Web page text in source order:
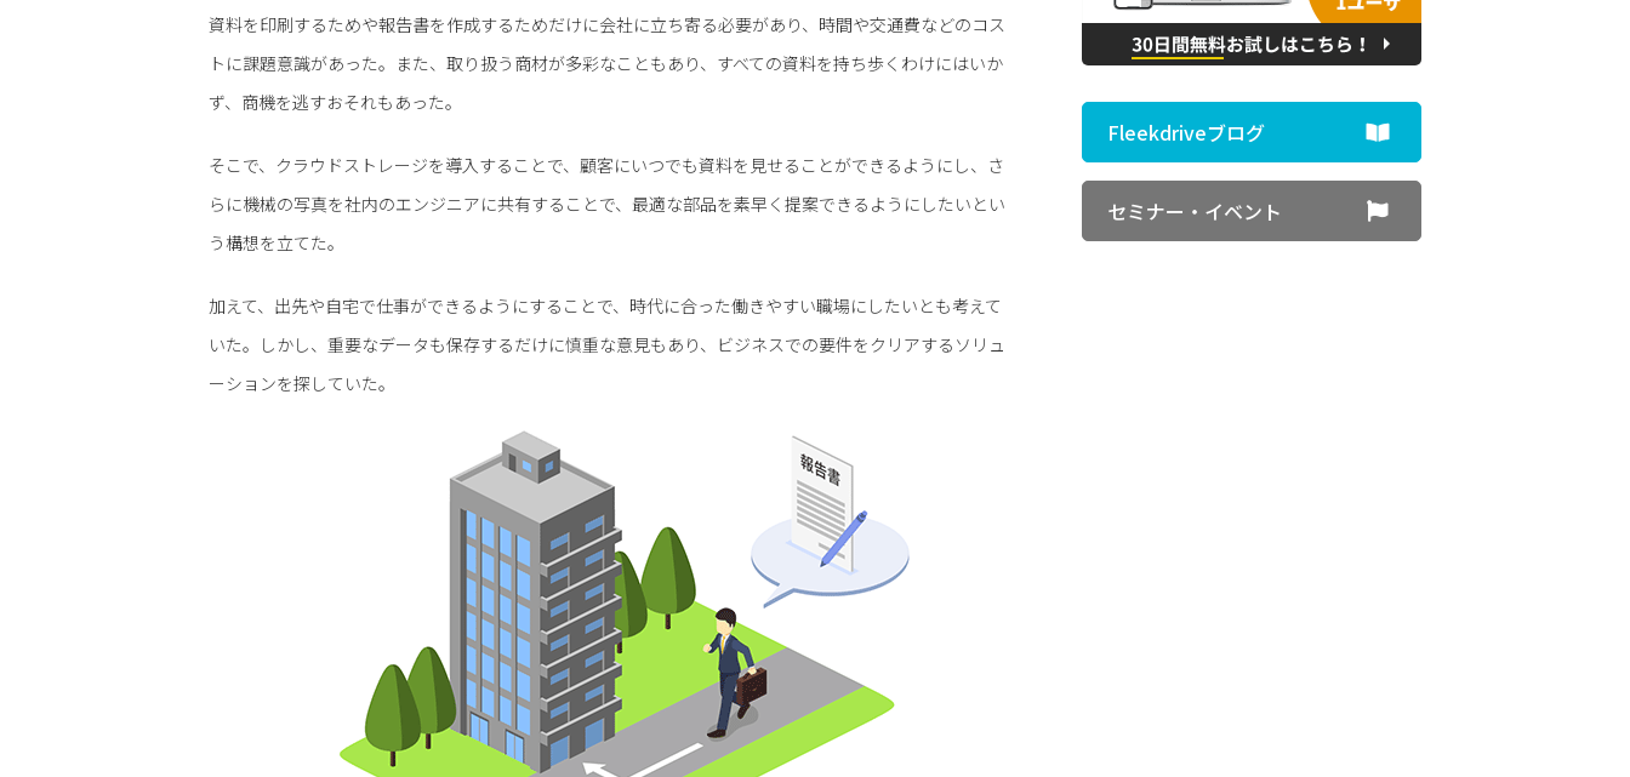
資料を印刷するためや報告書を作成するためだけに会社に立ち寄る必要があり、時間や交通費などのコス
トに課題意識があった。また、取り扱う商材が多彩なこともあり、すべての資料を持ち歩くわけにはいか
ず、商機を逃すおそれもあった。
そこで、クラウドストレージを導入することで、顧客にいつでも資料を見せることができるようにし、さ
らに機械の写真を社内のエンジニアに共有することで、最適な部品を素早く提案できるようにしたいとい
う構想を立てた。
加えて、出先や自宅で仕事ができるようにすることで、時代に合った働きやすい職場にしたいとも考えて
いた。しかし、重要なデータも保存するだけに慎重な意見もあり、ビジネスでの要件をクリアするソリュ
ーションを探していた。
Fleekdriveブログ
セミナー・イベント